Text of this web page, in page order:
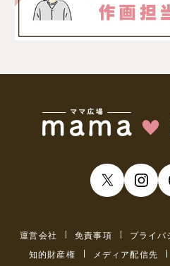
運営会社 免責事項 プライバ
知的財産権
メディア配信先